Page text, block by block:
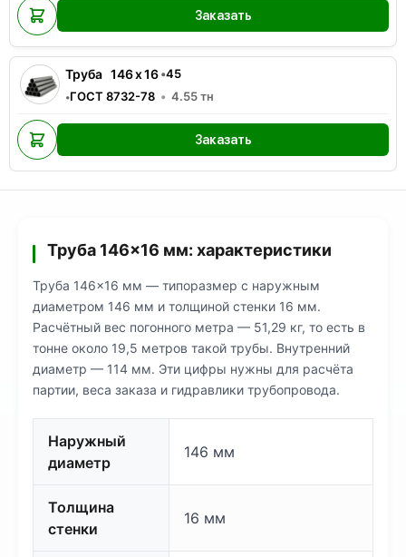
Заказать
Труба 146x16•45
•ГОСТ 8732-78 4.55тн
Заказать
Труба 146×16 мм: характеристики
Труба 146×16 мм — типоразмер с наружным
диаметром 146 мм и толщиной стенки 16 мм.
Расчётный вес погонного метра — 51,29 кг, то есть в
тонне около 19,5 метров такой трубы. Внутренний
диаметр — 114 мм. Эти цифры нужны для расчёта
партии, веса заказа и гидравлики трубопровода.
Наружный
диаметр
146 мм
Толщина
стенки
16 мм